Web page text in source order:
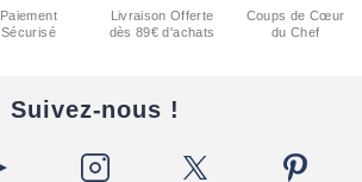
Paiement
Sécurisé
Livraison Offerte
dès 89€ d'achats
Coups de Cœur
du Chef
Suivez-nous !